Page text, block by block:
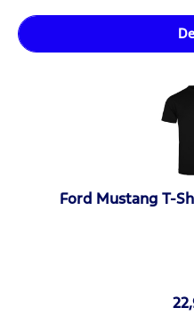
Ford Mustang T-